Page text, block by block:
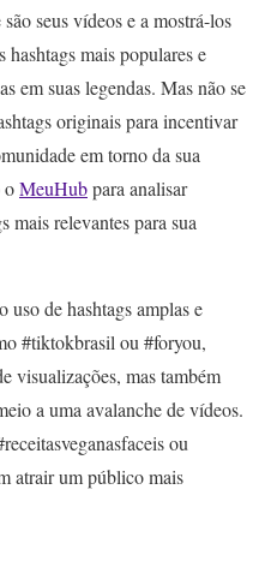
seus vídeos e a mostrá-los
hashtags mais populares e
em suas legendas. Mas não se
originais para incentivar
em torno da sua
oMeuHubpara analisar
mais relevantes para sua
de hashtags amplas e
#tiktokbrasil ou #foryou,
visualizações, mas também
a uma avalanche de vídeos.
ou
atrair um público mais